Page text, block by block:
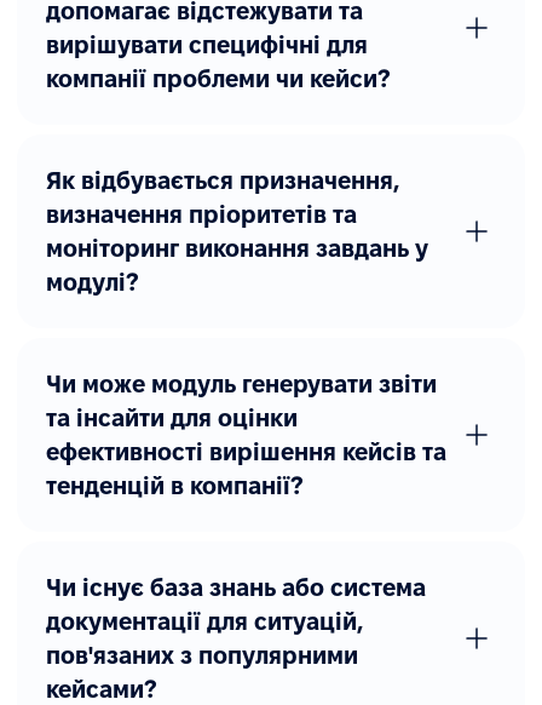
допомагає відстежувати та
вирішувати специфічні для
компанії проблеми чи кейси?
Як відбувається призначення,
визначення пріоритетів та
моніторинг виконання завдань у
модулі?
Чи може модуль генерувати звіти
та інсайти для оцінки
ефективності вирішення кейсів та
тенденцій в компанії?
Чи існує база знань або система
документації для ситуацій,
пов'язаних з популярними
кейсами?